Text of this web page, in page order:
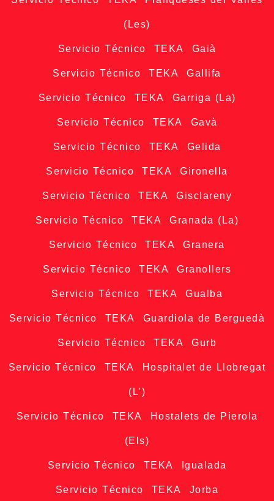
(Les)
Servicio Técnico TEKA Gaià
Servicio Técnico TEKA Gallifa
Servicio Técnico TEKA Garriga (La)
Servicio Técnico TEKA Gavà
Servicio Técnico TEKA Gelida
Servicio Técnico TEKA Gironella
Servicio Técnico TEKA Gisclareny
Servicio Técnico TEKA Granada (La)
Servicio Técnico TEKA Granera
Servicio Técnico TEKA Granollers
Servicio Técnico TEKA Gualba
Servicio Técnico TEKA Guardiola de Berguedà
Servicio Técnico TEKA Gurb
Servicio Técnico TEKA Hospitalet de Llobregat
(L’)
Servicio Técnico TEKA Hostalets de Pierola
(Els)
Servicio Técnico TEKA Igualada
Servicio Técnico TEKA Jorba